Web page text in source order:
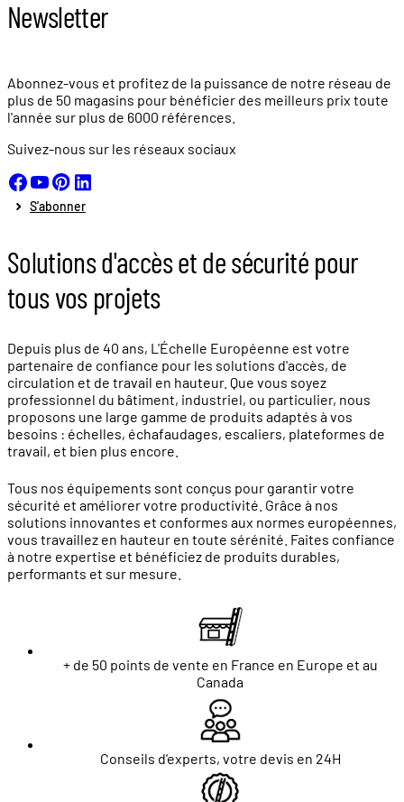
Newsletter
Abonnez-vous et profitez de la puissance de notre réseau de
plus de 50 magasins pour bénéficier des meilleurs prix toute
l'année sur plus de 6000 références.
Suivez-nous sur les réseaux sociaux
S'abonner
Solutions d'accès et de sécurité pour
tous vos projets
Depuis plus de 40 ans, L'Échelle Européenne est votre
partenaire de confiance pour les solutions d'accès, de
circulation et de travail en hauteur. Que vous soyez
professionnel du bâtiment, industriel, ou particulier, nous
proposons une large gamme de produits adaptés à vos
besoins : échelles, échafaudages, escaliers, plateformes de
travail, et bien plus encore.
Tous nos équipements sont conçus pour garantir votre
sécurité et améliorer votre productivité. Grâce à nos
solutions innovantes et conformes aux normes européennes,
vous travaillez en hauteur en toute sérénité. Faites confiance
à notre expertise et bénéficiez de produits durables,
performants et sur mesure.
+ de 50 points de vente en France en Europe et au
Canada
Conseils d'experts, votre devis en 24H